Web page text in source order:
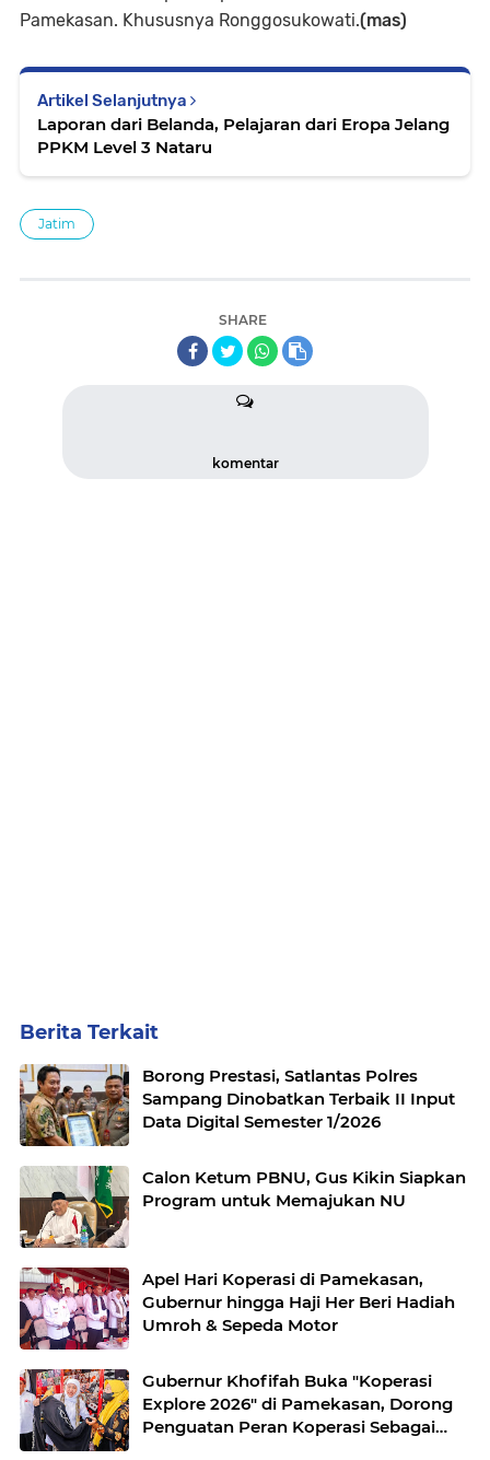
Pamekasan. Khususnya Ronggosukowati.(mas)
Artikel Selanjutnya
Laporan dari Belanda, Pelajaran dari Eropa Jelang
PPKM Level 3 Nataru
Jatim
SHARE
komentar
Berita Terkait
Borong Prestasi, Satlantas Polres
Sampang Dinobatkan Terbaik II Input
Data Digital Semester 1/2026
Calon Ketum PBNU, Gus Kikin Siapkan
Program untuk Memajukan NU
Apel Hari Koperasi di Pamekasan,
Gubernur hingga Haji Her Beri Hadiah
Umroh & Sepeda Motor
Gubernur Khofifah Buka "Koperasi
Explore 2026" di Pamekasan, Dorong
Penguatan Peran Koperasi Sebagai